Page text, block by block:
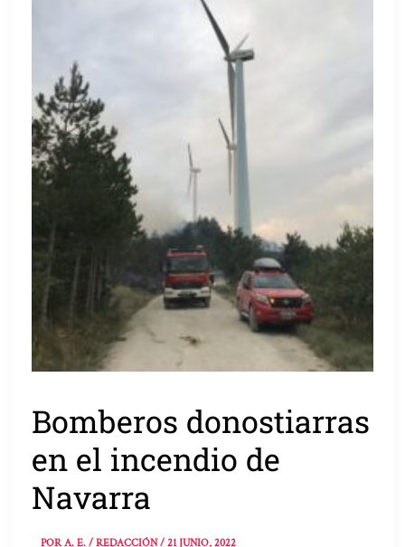
Bomberos donostiarras
en el incendio de
Navarra
PORA. E. / REDACCIÓN/21 JUNIO, 2022